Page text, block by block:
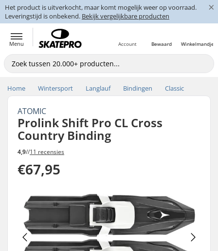
Het product is uitverkocht, maar komt mogelijk weer op voorraad.
Leveringstijd is onbekend. Bekijk vergelijkbare producten
×
Menu Winkelmandje
Bewaard
Account
Home Wintersport Langlauf Bindingen Classic
ATOMIC
Prolink Shift Pro CL Cross
Country Binding
4,9//11 recensies
€67,95